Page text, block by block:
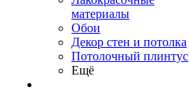
материалы
Обои
Декор стен и потолка
Потолочный плинтус
Ещё